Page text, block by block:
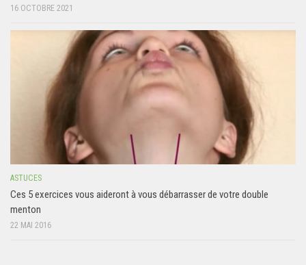
16 OCTOBRE 2021
ASTUCES
Ces 5 exercices vous aideront à vous débarrasser de votre double
menton
22 MAI 2016